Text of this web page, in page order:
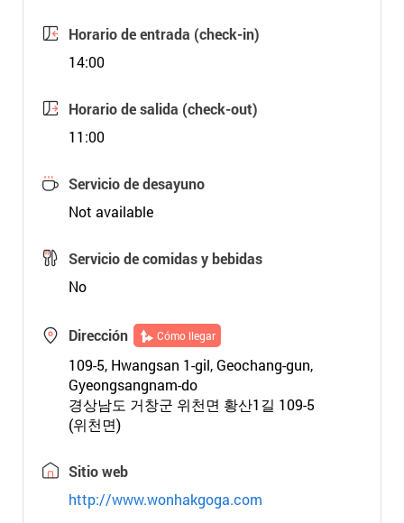
Horario de entrada (check-in)
14:00
Horario de salida (check-out)
11:00
Servicio de desayuno
Not available
Servicio de comidas y bebidas
No
Dirección Cómo llegar
109-5, Hwangsan 1-gil, Geochang-gun,
Gyeongsangnam-do
경상남도 거창군 위천면 황산1길 109-5
(위천면)
Sitio web
http://www.wonhakgoga.com